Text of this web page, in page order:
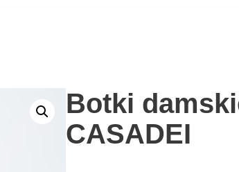
Botki
CASADEI